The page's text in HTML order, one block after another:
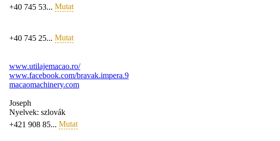
+40 745 53... Mutat
+40 745 25... Mutat
www.utilajemacao.ro/
www.facebook.com/bravak.impera.9
macaomachinery.com
Joseph
Nyelvek: szlovák
+421 908 85... Mutat